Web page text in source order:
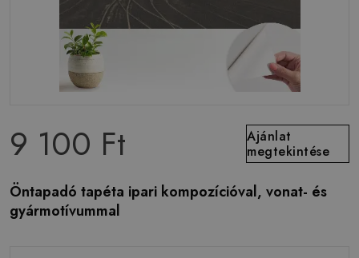
9 100 Ft
Ajánlat
megtekintése
Öntapadó tapéta ipari kompozícióval, vonat- és
gyármotívummal